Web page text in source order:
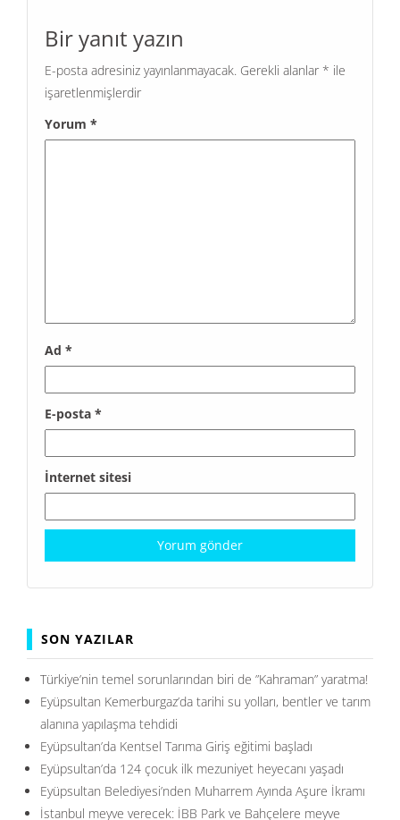
Bir yanıt yazın
E-posta adresiniz yayınlanmayacak. Gerekli alanlar * ile
işaretlenmişlerdir
Yorum *
Ad *
E-posta *
İnternet sitesi
SON YAZILAR
Türkiye’nin temel sorunlarından biri de ”Kahraman” yaratma!
Eyüpsultan Kemerburgaz’da tarihi su yolları, bentler ve tarım
alanına yapılaşma tehdidi
Eyüpsultan’da Kentsel Tarıma Giriş eğitimi başladı
Eyüpsultan’da 124 çocuk ilk mezuniyet heyecanı yaşadı
Eyüpsultan Belediyesi’nden Muharrem Ayında Aşure İkramı
İstanbul meyve verecek: İBB Park ve Bahçelere meyve